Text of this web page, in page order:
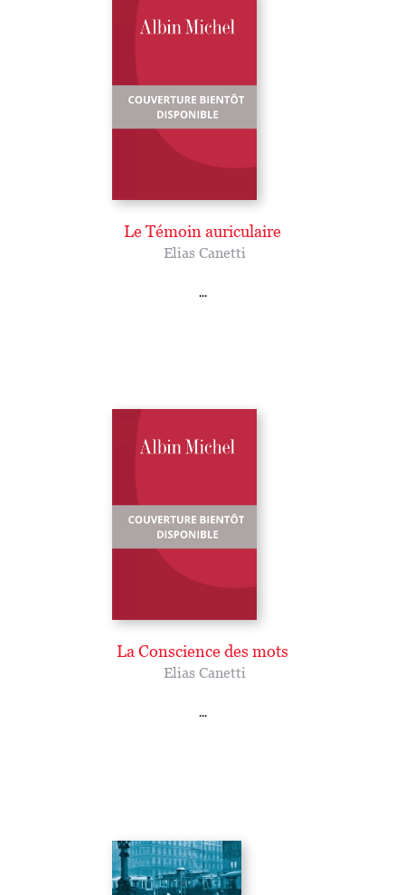
Le Témoin auriculaire
Elias Canetti
...
La Conscience des mots
Elias Canetti
...